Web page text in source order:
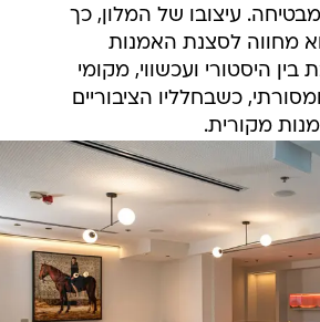
עיצובו של המלון, כך
מחווה לסצנת האמנות
היסטורי ועכשווי, מקומי
כשבחלליו הציבוריים
מקורית.